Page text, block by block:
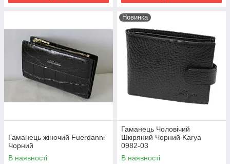
Гаманець жіночий Fuerdanni
Чорний
В наявності
Новинка
Гаманець Чоловічий
Шкіряний Чорний Karya
0982-03
В наявності